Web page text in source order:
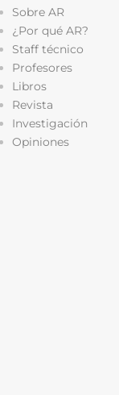
Sobre AR
¿Por qué AR?
Staff técnico
Profesores
Libros
Revista
Investigación
Opiniones